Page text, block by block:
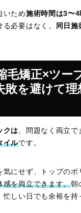
いため施術時間は3〜4
必要はなく、
同日施
毛矯正×ツー
敗を避けて理
クは 、問題なく両立で
イルです。
気にせず、トップのボ
感を両立できます。朝
忙しい日でも余裕を持